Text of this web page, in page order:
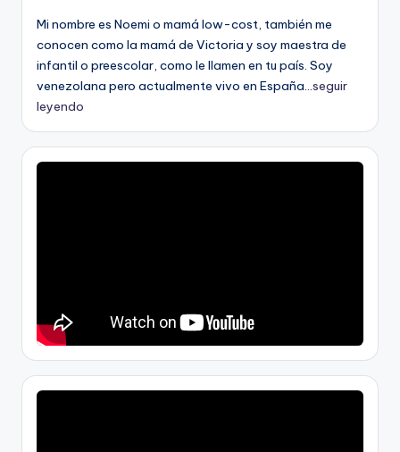
Mi nombre es Noemi o mamá low-cost, también me
conocen como la mamá de Victoria y soy maestra de
infantil o preescolar, como le llamen en tu país. Soy
venezolana pero actualmente vivo en España...seguir
leyendo